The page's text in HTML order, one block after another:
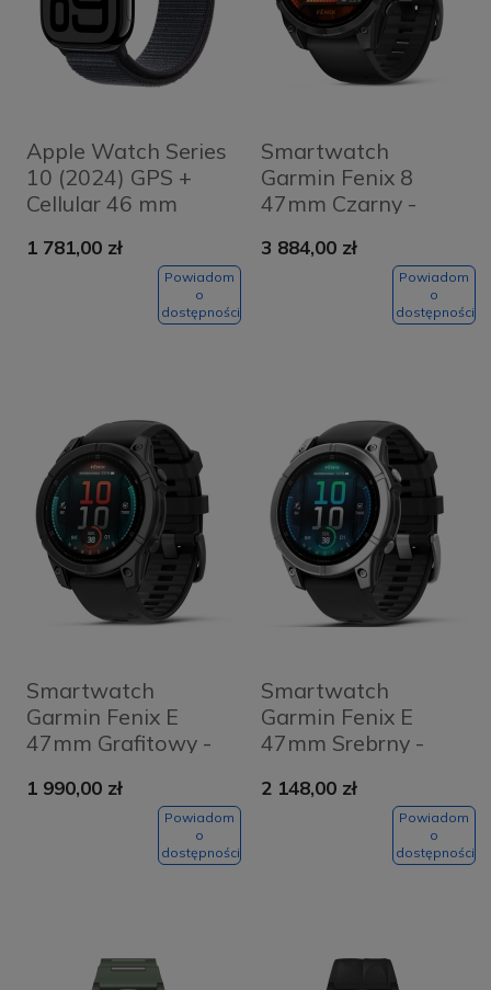
Apple Watch Series
10 (2024) GPS +
Cellular 46 mm
aluminiowa Jet
Black + pasek Ink
1 781,00 zł
Powiadom
o
dostępności
Smartwatch
Garmin Fenix 8
47mm Czarny -
3 884,00 zł
Powiadom
o
dostępności
Smartwatch
Garmin Fenix E
47mm Grafitowy -
1 990,00 zł
Powiadom
o
dostępności
Smartwatch
Garmin Fenix E
47mm Srebrny -
2 148,00 zł
Powiadom
o
dostępności